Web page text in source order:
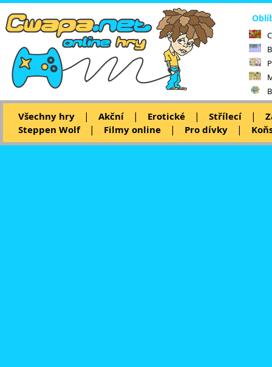
Všechny hry | Akční | Erotické | Střílecí |
Steppen Wolf
| Filmy online | Pro dívky |